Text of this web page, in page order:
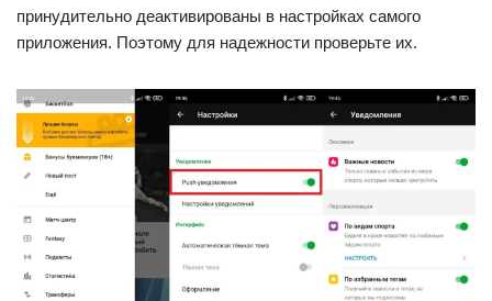
принудительно деактивированы в настройках самого
приложения. Поэтому для надежности проверьте их.